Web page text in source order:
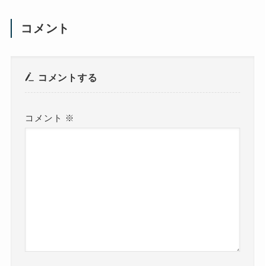
コメント
コメントする
コメント ※